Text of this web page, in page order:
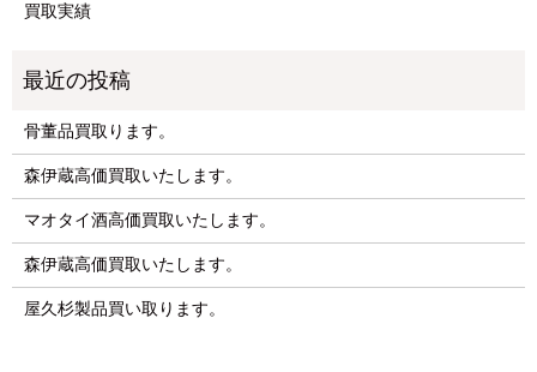
買取実績
骨董品買取ります。
森伊蔵高価買取いたします。
マオタイ酒高価買取いたします。
森伊蔵高価買取いたします。
屋久杉製品買い取ります。